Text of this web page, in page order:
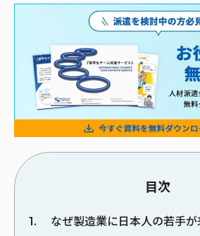
目次
1
なぜ製造業に日本人の若手が